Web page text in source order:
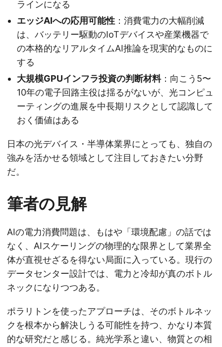
ラインになる
エッジAIへの応用可能性 ：消費電力の大幅削減
は、バッテリー駆動のIoTデバイスや産業機器で
の本格的なリアルタイムAI推論を現実的なものに
する
大規模GPUインフラ投資の判断材料：向こう5〜
10年の電子回路主役は揺るがないが、光コンピュ
ーティングの進展を中長期リスクとして認識して
おく価値はある
日本の光デバイス・半導体業界にとっても、独自の
強みを活かせる領域として注目しておきたい分野
だ。
筆者の見解
AIの電力消費問題は、もはや「環境配慮」の話では
なく、AIスケーリングの物理的な限界として業界全
体が直視せざるを得ない局面に入っている。現行の
データセンター設計では、電力と冷却が真のボトル
ネックになりつつある。
ポラリトンを使ったアプローチは、そのボトルネッ
クを根本から解決しうる可能性を持つ、かなり本質
的な研究だと感じる。純光学系と違い、物質との相